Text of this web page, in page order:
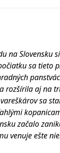
na Slovensku
sa tieto
rozšírila aj na
sa
začalo
venuje ešte